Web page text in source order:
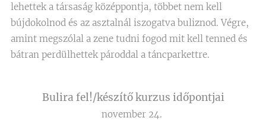
lehettek a társaság középpontja, többet nem kell
bújdokolnod és az asztalnál iszogatva buliznod. Végre,
amint megszólal a zene tudni fogod mit kell tenned és
bátran perdülhettek pároddal a táncparkettre.
Bulira fel!/készítő kurzus időpontjai
november 24.